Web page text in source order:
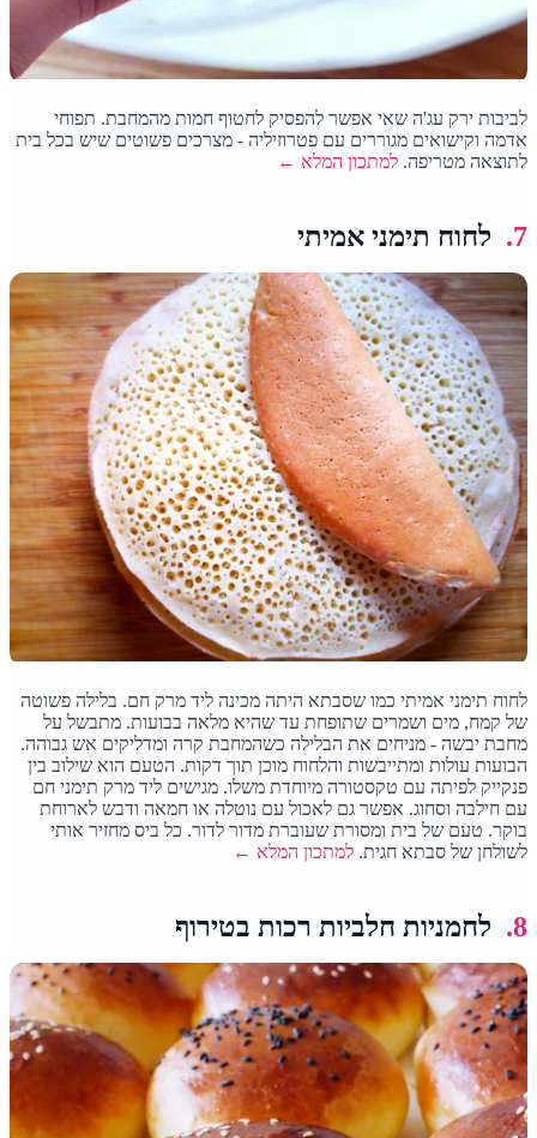
לביבות ירק עג'ה שאי אפשר להפסיק לחטוף חמות מהמחבת. תפוחי
אדמה וקישואים מגוררים עם פטרוזיליה - מצרכים פשוטים שיש בכל בית
לתוצאה מטריפה.למתכון המלא ←
7. לחוח תימני אמיתי
לחוח תימני אמיתי כמו שסבתא היתה מכינה ליד מרק חם. בלילה פשוטה
של קמח, מים ושמרים שתופחת עד שהיא מלאה בבועות. מתבשל על
מחבת יבשה - מניחים את הבלילה כשהמחבת קרה ומדליקים אש גבוהה.
הבועות עולות ומתייבשות והלחוח מוכן תוך דקות. הטעם הוא שילוב בין
פנקייק לפיתה עם טקסטורה מיוחדת משלו. מגישים ליד מרק תימני חם
עם חילבה וסחוג. אפשר גם לאכול עם נוטלה או חמאה ודבש לארוחת
בוקר. טעם של בית ומסורת שעוברת מדור לדור. כל ביס מחזיר אותי
לשולחן של סבתא חגית.למתכון המלא ←
8. לחמניות חלביות רכות בטירוף